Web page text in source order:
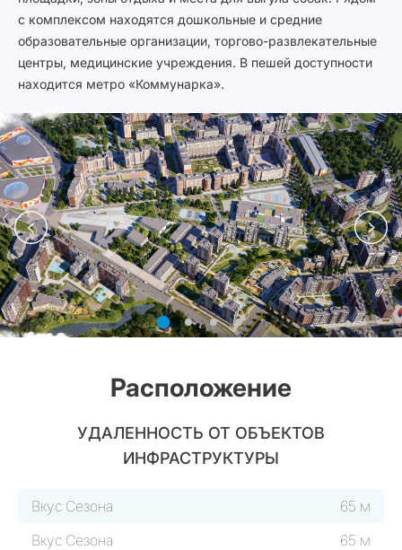
с комплексом находятся дошкольные и средние
образовательные организации, торгово-развлекательные
центры, медицинские учреждения. В пешей доступности
находится метро «Коммунарка».
Расположение
УДАЛЕННОСТЬ ОТ ОБЪЕКТОВ
ИНФРАСТРУКТУРЫ
Вкус Сезона
65 м
Вкус Сезона
65 м